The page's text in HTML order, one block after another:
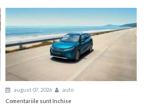
august 07, 2026
auto
Comentariile sunt închise